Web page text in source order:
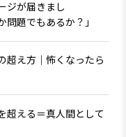
ジが届きまし
題でもあるか？」
超え方｜怖くなったら
超える＝真人間として